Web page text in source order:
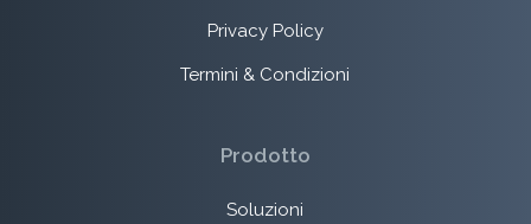
Privacy Policy
Termini & Condizioni
Prodotto
Soluzioni